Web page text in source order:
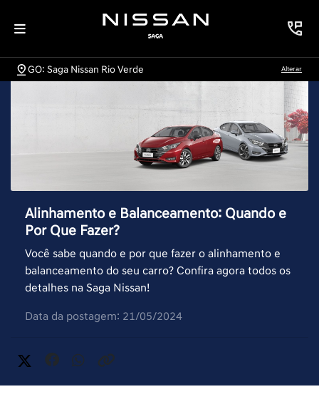
GO: Saga Nissan Rio Verde Alterar
Alinhamento e Balanceamento: Quando e
Por Que Fazer?
Você sabe quando e por que fazer o alinhamento e
balanceamento do seu carro? Confira agora todos os
detalhes na Saga Nissan!
Data da postagem: 21/05/2024